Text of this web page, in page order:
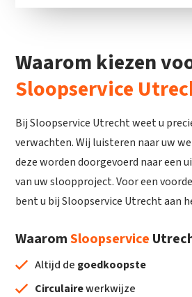
Waarom kiezen
Sloopservice
Bij Sloopservice Utrecht weet u
verwachten. Wij luisteren naar uw
deze worden doorgevoerd naar een
van uw sloopproject. Voor een
bent u bij Sloopservice Utrecht aan
WaaromSloopservice
Altijd de goedkoopste
Circulairewerkwijze